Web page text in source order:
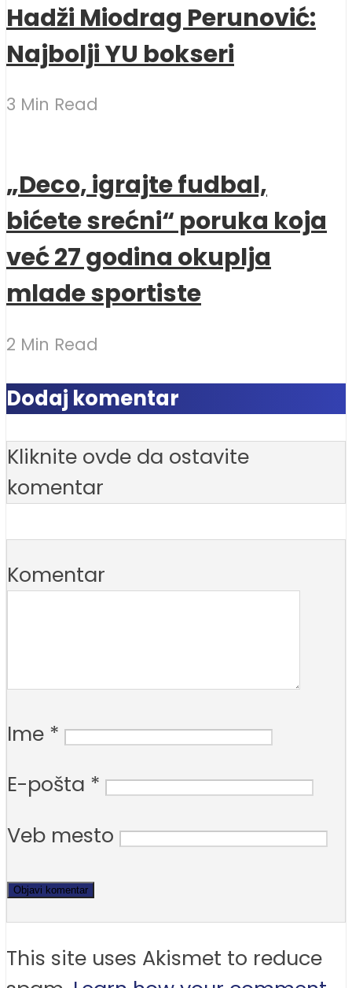
Hadži Miodrag Perunović:
Najbolji YU bokseri
3 Min Read
„Deco, igrajte fudbal,
bićete srećni“ poruka koja
već 27 godina okuplja
mlade sportiste
2 Min Read
Dodaj komentar
Kliknite ovde da ostavite
komentar
Komentar
Ime *
E-pošta *
Veb mesto
This site uses Akismet to reduce